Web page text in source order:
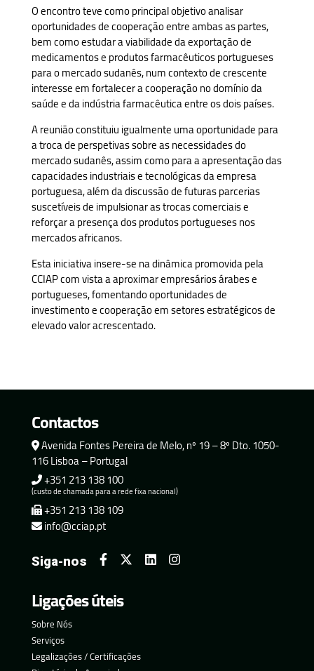
O encontro teve como principal objetivo analisar
oportunidades de cooperação entre ambas as partes,
bem como estudar a viabilidade da exportação de
medicamentos e produtos farmacêuticos portugueses
para o mercado sudanês, num contexto de crescente
interesse em fortalecer a cooperação no domínio da
saúde e da indústria farmacêutica entre os dois países.
A reunião constituiu igualmente uma oportunidade para
a troca de perspetivas sobre as necessidades do
mercado sudanês, assim como para a apresentação das
capacidades industriais e tecnológicas da empresa
portuguesa, além da discussão de futuras parcerias
suscetíveis de impulsionar as trocas comerciais e
reforçar a presença dos produtos portugueses nos
mercados africanos.
Esta iniciativa insere-se na dinâmica promovida pela
CCIAP com vista a aproximar empresários árabes e
portugueses, fomentando oportunidades de
investimento e cooperação em setores estratégicos de
elevado valor acrescentado.
Contactos
Avenida Fontes Pereira de Melo, nº 19 – 8º Dto. 1050-
116 Lisboa – Portugal
+351 213 138 100
(custo de chamada para a rede fixa nacional)
+351 213 138 109
info@cciap.pt
Siga-nos
Ligações úteis
Sobre Nós
Serviços
Legalizações / Certificações